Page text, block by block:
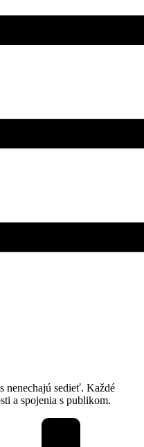
nenechajú sedieť. Každé
a spojenia s publikom.